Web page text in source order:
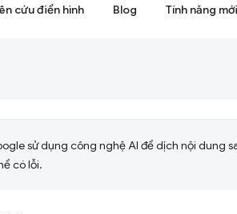
cứu điển hình Blog Tính năng
sử dụng công nghệ AI để dịch nội dung
có lỗi.